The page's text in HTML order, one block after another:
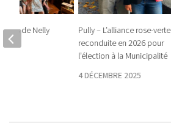
Pully – L’alliance rose-verte
reconduite en 2026 pour
l’élection à la Municipalité
4 DÉCEMBRE 2025
ans de Nelly